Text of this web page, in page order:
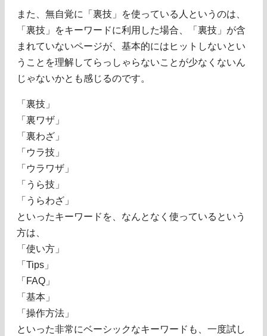
また、無自覚に「裏技」を使っている人というのは、
「裏技」をキーワードに利用した場合、「裏技」が含
まれていないページが、基本的にはヒットしないとい
うことを理解してらっしゃらないことが少なくないん
じゃないかとも感じるのです。
「裏技」
「裏ワザ」
「裏わざ」
「ウラ技」
「ウラワザ」
「うら技」
「うらわざ」
といったキーワードを、なんとなく使っているという
方は、
「使い方」
「Tips」
「FAQ」
「基本」
「操作方法」
といった非常にベーシックなキーワードも、一度試し